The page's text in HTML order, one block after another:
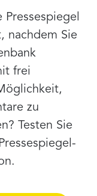
Pressespiegel
nachdem Sie
frei
zu
Testen Sie